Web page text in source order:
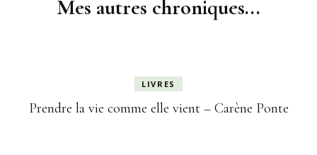
Mes autres chroniques...
LIVRES
Prendre la vie comme elle vient – Carène Ponte